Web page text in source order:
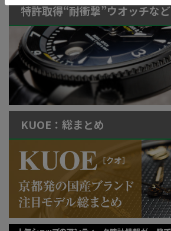
特許取得“耐衝撃”ウオッチなど
KUOE：総まとめ